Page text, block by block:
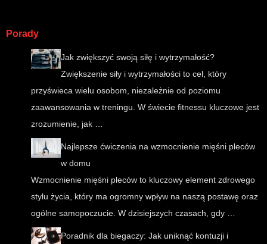
Porady
Jak zwiększyć swoją siłę i wytrzymałość?
Zwiększenie siły i wytrzymałości to cel, który
przyświeca wielu osobom, niezależnie od poziomu
zaawansowania w treningu. W świecie fitnessu kluczowe jest
zrozumienie, jak …
Najlepsze ćwiczenia na wzmocnienie mięśni pleców
w domu
Wzmocnienie mięśni pleców to kluczowy element zdrowego
stylu życia, który ma ogromny wpływ na naszą postawę oraz
ogólne samopoczucie. W dzisiejszych czasach, gdy …
Poradnik dla biegaczy: Jak uniknąć kontuzji i